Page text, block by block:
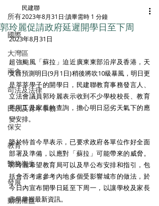
所有
國際
大灣區
兩會
司法及法律
民政及青年事務
保安
教育
醫務衛生
發展
動物權益
郭玲麗促請政府延遲開學日至下周
民建聯
2023年8月31日 讀畢需時 1 分鐘
2023年8月31日
超強颱風「蘇拉」迫近廣東東部沿岸及香港，天
文台預測明日(9月1日)稍後將吹10級暴風，明日更
是莘莘學子的開學日，民建聯教育事務發言人、
立法會議員郭玲麗表示收到不少學校校長、教育
界同工及家長的查詢，擔心明日惡劣天氣下的應
變安排。
鑒於特首今早表示，已要求政府各單位作好全面
部署及準備，以應對「蘇拉」可能帶來的威脅。
郭玲麗希望教育局可以及早公布安排和指引，包
括會否考慮參考內地多個受影響城市的做法，於
今日內宣布開學日延至下周一，以讓學校及家長
盡早掌握最新資訊。